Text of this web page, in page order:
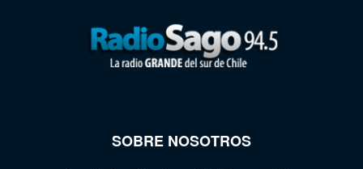
SOBRE NOSOTROS